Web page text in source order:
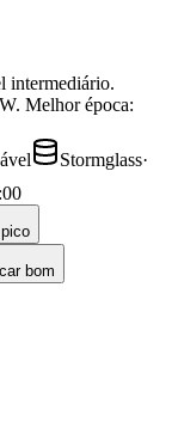
intermediário.
Melhor época:
Stormglass·
bom